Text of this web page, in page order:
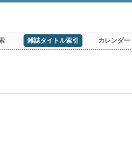
雑誌タイトル索引 カレンダー